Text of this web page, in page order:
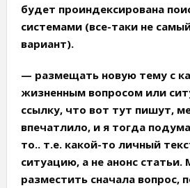
будет проиндексирована
системами (все-таки не
вариант).
— размещать новую тему с
жизненным вопросом или
ссылку, что вот тут пишут,
впечатлило, и я тогда
то.. т.е. какой-то личный
ситуацию, а не анонс
разместить сначала вопрос,